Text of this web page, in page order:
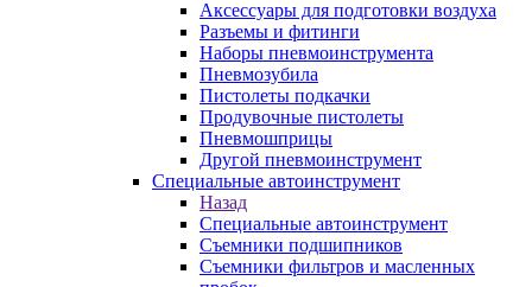
Аксессуары для подготовки воздуха
Разъемы и фитинги
Наборы пневмоинструмента
Пневмозубила
Пистолеты подкачки
Продувочные пистолеты
Пневмошприцы
Другой пневмоинструмент
Специальные автоинструмент
Назад
Специальные автоинструмент
Съемники подшипников
Съемники фильтров и масленных